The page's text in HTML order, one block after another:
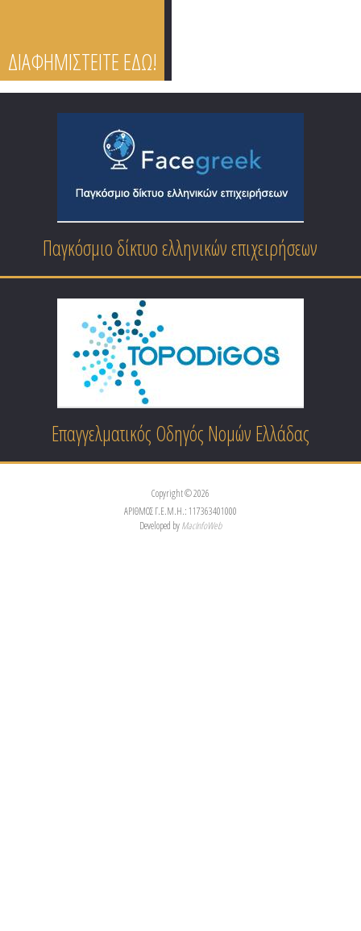
ΔΙΑΦΗΜΙΣΤΕΙΤΕ ΕΔΩ!
Παγκόσμιο δίκτυο ελληνικών επιχειρήσεων
Επαγγελματικός Οδηγός Νομών Ελλάδας
Copyright © 2026
ΑΡΙΘΜΟΣ Γ.Ε.Μ.Η.: 117363401000
Developed byMacInfoWeb